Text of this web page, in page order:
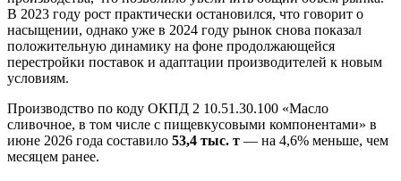
В 2023 году рост практически остановился, что говорит о
насыщении, однако уже в 2024 году рынок снова показал
положительную динамику на фоне продолжающейся
перестройки поставок и адаптации производителей к новым
условиям.
Производство по коду ОКПД 2 10.51.30.100 «Масло
сливочное, в том числе с пищевкусовыми компонентами» в
июне 2026 года составило 53,4 тыс. т — на 4,6% меньше, чем
месяцем ранее.